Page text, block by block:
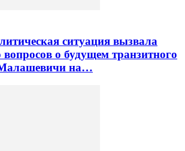
ситуация вызвала
вопросов о будущем транзитного
на…